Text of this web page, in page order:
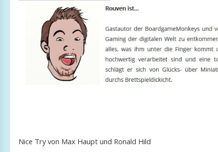
Nice Try von Max Haupt und Ronald Hild